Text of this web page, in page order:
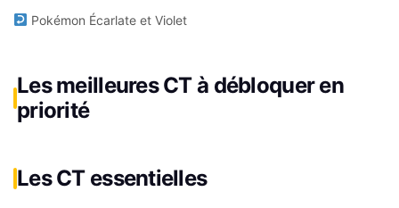
Pokémon Écarlate et Violet
Les meilleures CT à débloquer en
priorité
Les CT essentielles